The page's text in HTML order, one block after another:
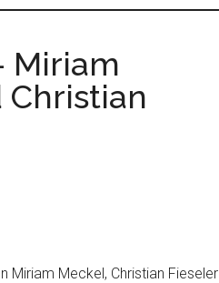
Miriam
Christian
Miriam Meckel, Christian Fieseler